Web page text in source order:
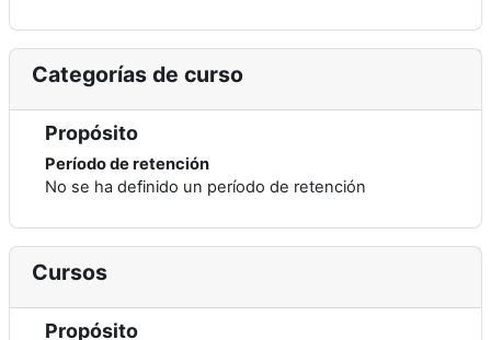
Categorías de curso
Propósito
Período de retención
No se ha definido un período de retención
Cursos
Propósito